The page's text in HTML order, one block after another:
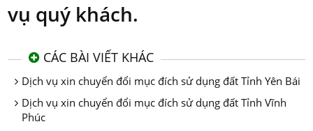
vụ quý khách.
CÁC BÀI VIẾT KHÁC
Dịch vụ xin chuyển đổi mục đích sử dụng đất Tỉnh Yên Bái
Dịch vụ xin chuyển đổi mục đích sử dụng đất Tỉnh Vĩnh
Phúc